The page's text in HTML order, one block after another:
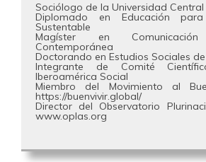
Sociólogo de la Universidad Central
Diplomado en Educación
Sustentable
Magíster en
Contemporánea
Doctorando en Estudios Sociales
Integrante de Comité
Iberoamérica Social
Miembro del Movimiento al
https://buenvivir.global/
Director del Observatorio
www.oplas.org